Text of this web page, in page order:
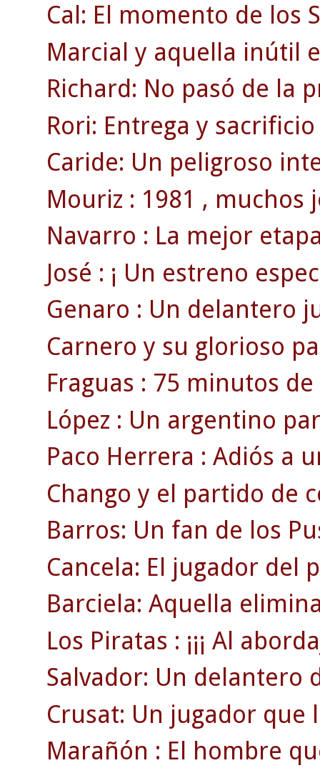
Cal: El momento de los
Marcial y aquella inútil
Richard: No pasó de la
Rori: Entrega y
Caride: Un peligroso
Mouriz : 1981 , muchos
Navarro : La mejor
José : ¡ Un estreno
Genaro : Un delantero
Carnero y su glorioso
Fraguas : 75 minutos
López : Un argentino
Paco Herrera : Adiós a
Chango y el partido de
Barros: Un fan de los
Cancela: El jugador del
Barciela: Aquella
Los Piratas : ¡¡¡ Al
Salvador: Un delantero
Crusat: Un jugador que
Marañón : El hombre